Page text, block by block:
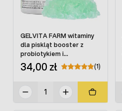
GELVITA FARM witaminy
dla piskląt booster z
probiotykiem i
elektrolitami 10 g
34,00 zł (1)